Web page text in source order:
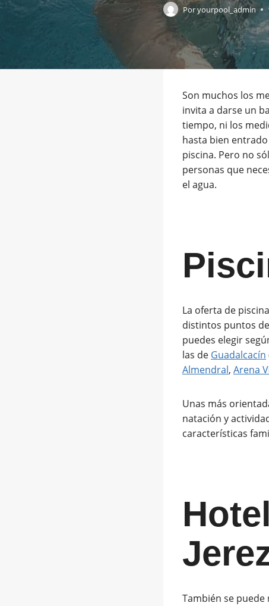
Poryourpool_admin
Son muchos los
invita a darse un
tiempo, ni los
hasta bien
piscina. Pero no
personas que
el agua.
La oferta de
distintos puntos
puedes elegir
las de Guadalcacín
Almendral, Arena
Unas más
natación y
características
También se puede